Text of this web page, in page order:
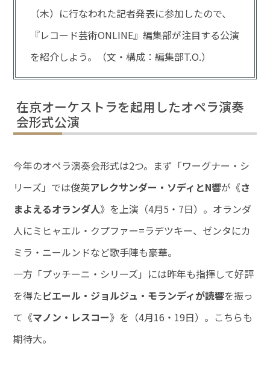
（木）に行なわれた記者発表に参加したので、
『レコード芸術ONLINE』編集部が注目する公演
を紹介しよう。（文・構成：編集部T.O.）
在京オーケストラを起用したオペラ演奏
会形式公演
今年のオペラ演奏会形式は2つ。まず「ワーグナー・シ
リーズ」では俊英アレクサンダー・ソディとN響が《さ
まよえるオランダ人》を上演（4月5・7日）。オランダ
人にミヒャエル・クプファー=ラデツキー、ゼンタにカ
ミラ・ニールンドなど歌手陣も豪華。
一方「プッチーニ・シリーズ」には昨年も指揮して好評
を得たピエール・ジョルジュ・モランディが読響を振っ
て《マノン・レスコー》を（4月16・19日）。こちらも
期待大。